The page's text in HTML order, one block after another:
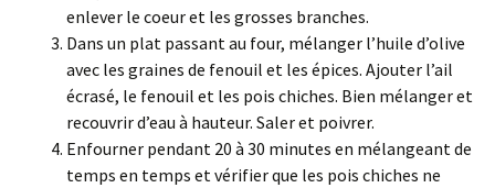
enlever le coeur et les grosses branches.
Dans un plat passant au four, mélanger l’huile d’olive
avec les graines de fenouil et les épices. Ajouter l’ail
écrasé, le fenouil et les pois chiches. Bien mélanger et
recouvrir d’eau à hauteur. Saler et poivrer.
Enfourner pendant 20 à 30 minutes en mélangeant de
temps en temps et vérifier que les pois chiches ne